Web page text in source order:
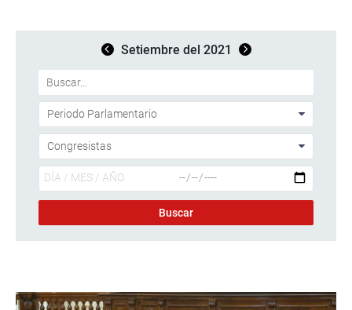
Setiembre del 2021